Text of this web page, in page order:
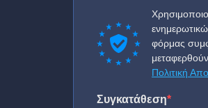
φόρμας
Πολιτική
Συγκατάθεση